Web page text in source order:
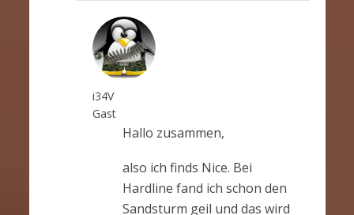
i34V
Gast
Hallo zusammen,
also ich finds Nice. Bei
Hardline fand ich schon den
Sandsturm geil und das wird